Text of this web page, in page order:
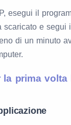
esegui il
scaricato e segui
di un minuto
la prima